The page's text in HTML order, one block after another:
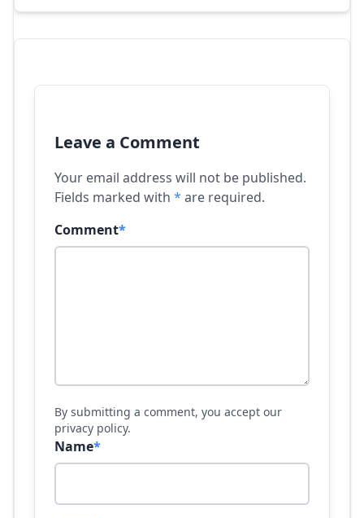
Leave a Comment
Your email address will not be published.
Fields marked with * are required.
Comment*
By submitting a comment, you accept our
privacy policy.
Name*